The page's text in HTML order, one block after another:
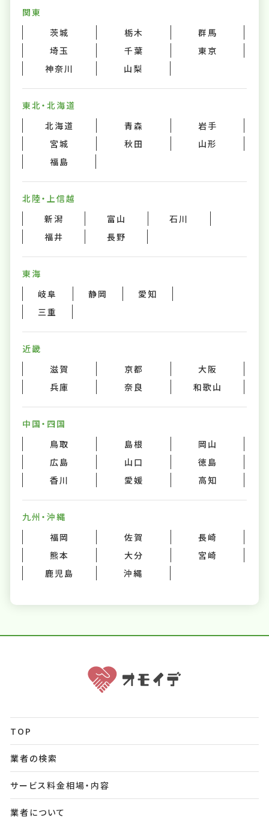
関東
茨城
栃木
群馬
埼玉
千葉
東京
神奈川
山梨
東北・北海道
北海道
青森
岩手
宮城
秋田
山形
福島
北陸・上信越
新潟
富山
石川
福井
長野
東海
岐阜
静岡
愛知
三重
近畿
滋賀
京都
大阪
兵庫
奈良 和歌山
中国・四国
鳥取
島根
岡山
広島
山口
徳島
香川
愛媛 高知
九州・沖縄
福岡
佐賀
長崎
熊本
大分
宮崎
鹿児島
沖縄
TOP
業者の検索
サービス料金相場・内容
業者について